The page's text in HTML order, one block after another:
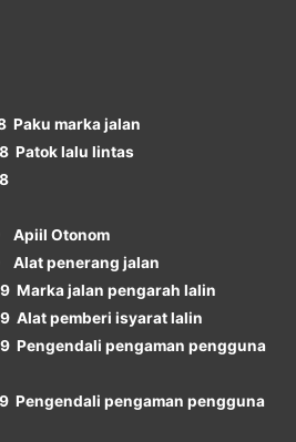
Paku marka jalan
Patok lalu lintas
Apiil Otonom
Alat penerang jalan
Marka jalan pengarah lalin
Alat pemberi isyarat lalin
Pengendali pengaman pengguna
Pengendali pengaman pengguna